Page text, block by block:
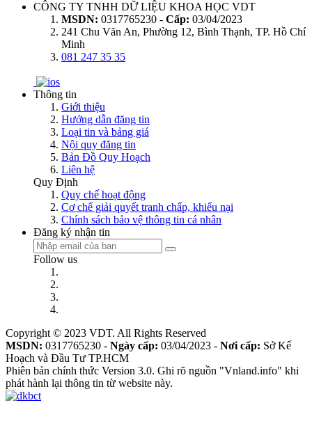
CÔNG TY TNHH DỮ LIỆU KHOA HỌC VDT
MSDN: 0317765230 - Cấp: 03/04/2023
241 Chu Văn An, Phường 12, Bình Thạnh, TP. Hồ Chí
Minh
081 247 35 35
Thông tin
Giới thiệu
Hướng dẫn đăng tin
Loại tin và bảng giá
Nội quy đăng tin
Bản Đồ Quy Hoạch
Liên hệ
Quy Định
Quy chế hoạt động
Cơ chế giải quyết tranh chấp, khiếu nại
Chính sách bảo vệ thông tin cá nhân
Đăng ký nhận tin
Follow us
Copyright © 2023 VDT. All Rights Reserved
MSDN: 0317765230 - Ngày cấp: 03/04/2023 - Nơi cấp: Sở Kế
Hoạch và Đầu Tư TP.HCM
Phiên bản chính thức Version 3.0. Ghi rõ nguồn "Vnland.info" khi
phát hành lại thông tin từ website này.